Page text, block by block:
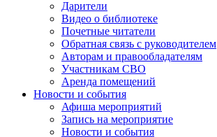
Дарители
Видео о библиотеке
Почетные читатели
Обратная связь с руководителем
Авторам и правообладателям
Участникам СВО
Аренда помещений
Новости и события
Афиша мероприятий
Запись на мероприятие
Новости и события